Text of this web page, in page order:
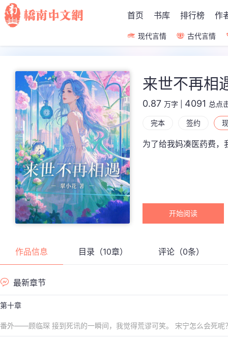
首页 书库 排行榜 作
现代言情 古代言情
来世不再相
0.87 万字 4091 总点
完本 签约
为了给我妈凑医药费，
开始阅读
作品信息 目录（10章） 评论（0条）
最新章节
第十章
番外——顾临琛 接到死讯的一瞬间，我觉得荒谬可笑。 宋宁怎么会死